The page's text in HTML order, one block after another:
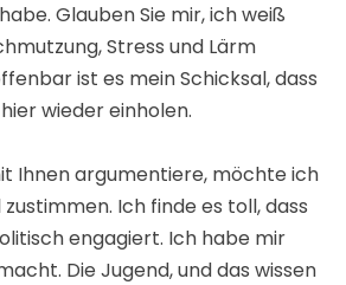
Glauben Sie mir, ich weiß
Stress und Lärm
ist es mein Schicksal, dass
wieder einholen.
Ihnen argumentiere, möchte ich
Ich finde es toll, dass
engagiert. Ich habe mir
Die Jugend, und das wissen